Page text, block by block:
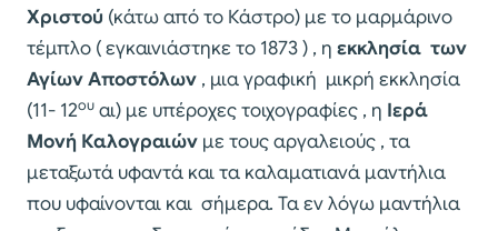
Χριστού (κάτω από το Κάστρο) με το μαρμάρινο
τέμπλο ( εγκαινιάστηκε το 1873 ) , η εκκλησία των
Αγίων Αποστόλων , μια γραφική μικρή εκκλησία
(11- 12ου αι) με υπέροχες τοιχογραφίες , η Ιερά
Μονή Καλογραιών με τους αργαλειούς , τα
μεταξωτά υφαντά και τα καλαματιανά μαντήλια
που υφαίνονται και σήμερα. Τα εν λόγω μαντήλια